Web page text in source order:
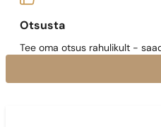
Otsusta
Tee oma otsus rahulikult -